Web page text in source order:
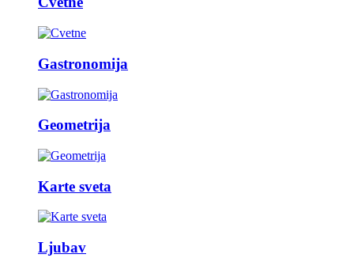
Gastronomija
Geometrija
Karte sveta
Ljubav